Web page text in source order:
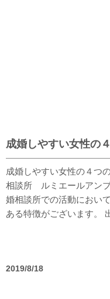
成婚しやすい女性の
成婚しやすい女性の４つ
相談所 ルミエールアン
婚相談所での活動におい
ある特徴がございます。
2019/8/18